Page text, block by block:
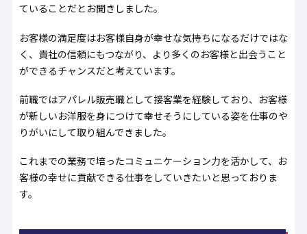
ていることだとお聞きしました。
お客様の満足度はお客様自身が幸せな気持ちになるだけではな
く、貴社の信頼にもつながり、より多くのお客様と出会うこと
ができるチャンスだと考えています。
前職ではアパレル販売職として接客業を経験しており、お客様
が新しいお洋服を身につけて幸せそうにしている姿を仕事のや
りがいにして取り組んできました。
これまでの業務で培ったコミュニケーション力を活かして、お
客様の幸せに貢献できる仕事をしていきたいと思っておりま
す。